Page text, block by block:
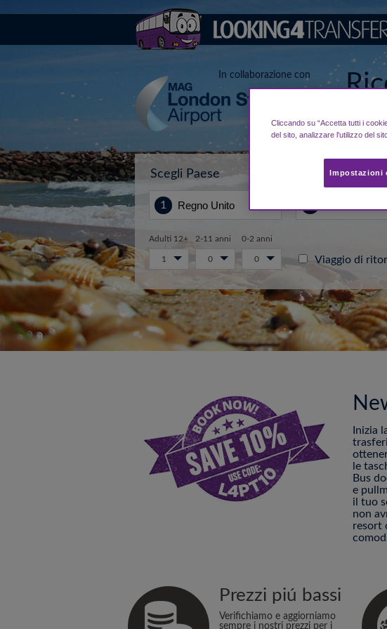
In collaborazione con
Scegli Paese
Adulti 12+ 2-11 anni 0-2 anni
1 0 0 Viaggio di
Inizia
le
Bus
e
il tuo
non
resort
Prezzi piú bassi
Verifichiamo e aggiorniamo
sempre i nostri prezzi per i
Cliccando su “Accetta tutti i
del sito, analizzare l'utilizzo del
Impostazioni